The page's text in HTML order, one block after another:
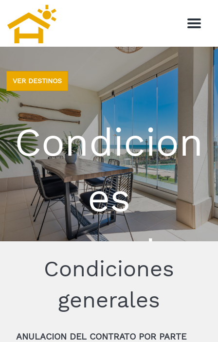
M
VER DESTINOS
Condicion
es
generales
Condiciones
generales
ANULACION DEL CONTRATO POR PARTE